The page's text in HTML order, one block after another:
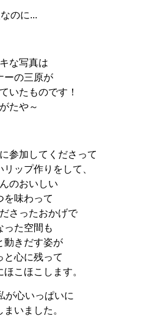
のに...
な写真は
ーの三原が
いたものです！
たや～
参加してくださって
ップ作りをして、
のおいしい
を味わって
さったおかげで
った空間も
動きだす姿が
と心に残って
こほこします。
が心いっぱいに
いました。